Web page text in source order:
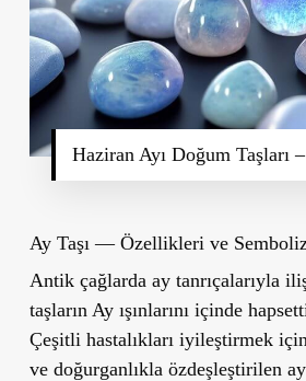
Haziran Ayı Doğum Taşları –
Ay Taşı — Özellikleri ve
Antik çağlarda ay tanrıçalarıyla
taşların Ay ışınlarını içinde
Çeşitli hastalıkları iyileştirmek
ve doğurganlıkla özdeşleştirilen